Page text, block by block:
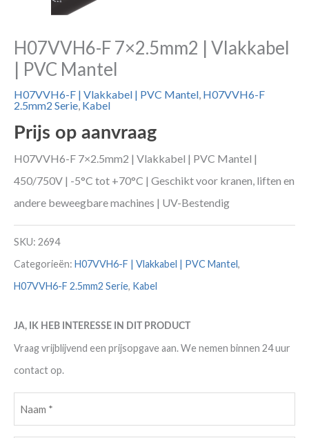
H07VVH6-F 7×2.5mm2 | Vlakkabel
| PVC Mantel
H07VVH6-F | Vlakkabel | PVC Mantel, H07VVH6-F
2.5mm2 Serie,Kabel
Prijs op aanvraag
H07VVH6-F 7×2.5mm2 | Vlakkabel | PVC Mantel |
450/750V | -5°C tot +70°C | Geschikt voor kranen, liften en
andere beweegbare machines | UV-Bestendig
SKU: 2694
Categorieën: H07VVH6-F | Vlakkabel | PVC Mantel,
H07VVH6-F 2.5mm2 Serie, Kabel
JA, IK HEB INTERESSE IN DIT PRODUCT
Vraag vrijblijvend een prijsopgave aan. We nemen binnen 24 uur
contact op.
(Vereist)